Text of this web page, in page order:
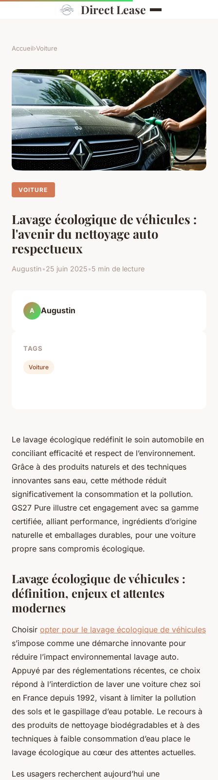
Direct Lease
Accueil›Voiture
VOITURE
Lavage écologique de véhicules :
l'avenir du nettoyage auto
respectueux
Augustin•25 juin 2025•5 min de lecture
Le lavage écologique redéfinit le soin automobile en
conciliant efficacité et respect de l’environnement.
Grâce à des produits naturels et des techniques
innovantes sans eau, cette méthode réduit
significativement la consommation et la pollution.
GS27 Pure illustre cet engagement avec sa gamme
certifiée, alliant performance, ingrédients d’origine
naturelle et emballages durables, pour une voiture
propre sans compromis écologique.
Lavage écologique de véhicules :
définition, enjeux et attentes
modernes
Choisir opter pour le lavage écologique de véhicules
s’impose comme une démarche innovante pour
réduire l’impact environnemental lavage auto.
Appuyé par des réglementations récentes, ce choix
répond à l’interdiction de laver une voiture chez soi
en France depuis 1992, visant à limiter la pollution
des sols et le gaspillage d’eau potable. Le recours à
des produits de nettoyage biodégradables et à des
techniques à faible consommation d’eau place le
lavage écologique au cœur des attentes actuelles.
Les usagers recherchent aujourd’hui une
A Augustin
TAGS
Voiture